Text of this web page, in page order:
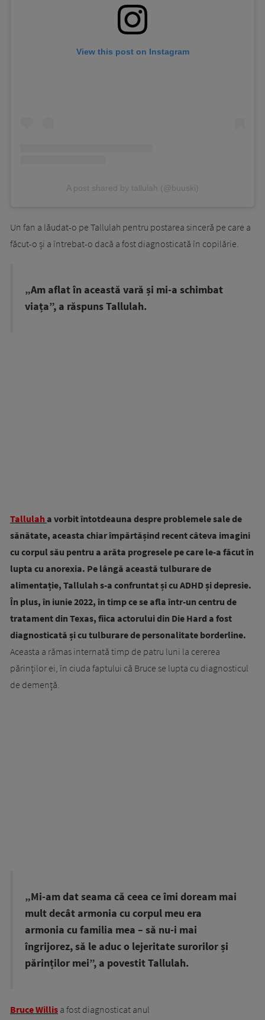
View this post on Instagram
A post shared by tallulah (@buuski)
Un fan a lăudat-o pe Tallulah pentru postarea sinceră pe care a
făcut-o și a întrebat-o dacă a fost diagnosticată în copilărie.
„Am aflat în această vară și mi-a schimbat
viața”, a răspuns Tallulah.
Tallulah a vorbit întotdeauna despre problemele sale de
sănătate, aceasta chiar împărtășind recent câteva imagini
cu corpul său pentru a arăta progresele pe care le-a făcut în
lupta cu anorexia. Pe lângă această tulburare de
alimentație, Tallulah s-a confruntat și cu ADHD și depresie.
În plus, în iunie 2022, în timp ce se afla într-un centru de
tratament din Texas, fiica actorului din Die Hard a fost
diagnosticată și cu tulburare de personalitate borderline.
Aceasta a rămas internată timp de patru luni la cererea
părinților ei, în ciuda faptului că Bruce se lupta cu diagnosticul
de demență.
„Mi-am dat seama că ceea ce îmi doream mai
mult decât armonia cu corpul meu era
armonia cu familia mea – să nu-i mai
îngrijorez, să le aduc o lejeritate surorilor și
părinților mei”, a povestit Tallulah.
Bruce Willis a fost diagnosticat anul